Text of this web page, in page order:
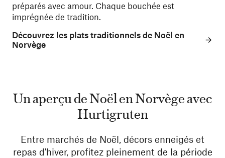
préparés avec amour. Chaque bouchée est
imprégnée de tradition.
Découvrez les plats traditionnels de Noël en
Norvège
Un aperçu de Noël en Norvège avec
Hurtigruten
Entre marchés de Noël, décors enneigés et
repas d'hiver, profitez pleinement de la période